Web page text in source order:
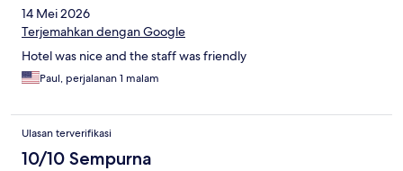
14 Mei 2026
Terjemahkan dengan Google
Hotel was nice and the staff was friendly
Paul, perjalanan 1 malam
Ulasan terverifikasi
10/10 Sempurna